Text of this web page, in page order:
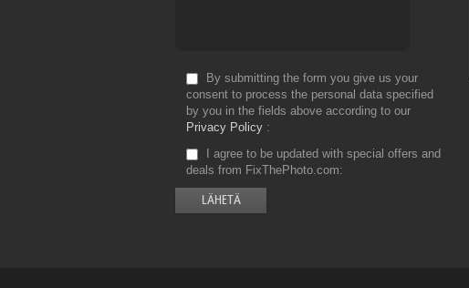
By submitting the form you give us your
consent to process the personal data specified
by you in the fields above according to our
Privacy Policy
I agree to be updated with special offers and
deals from FixThePhoto.com